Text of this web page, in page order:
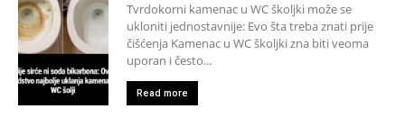
Tvrdokorni kamenac u WC školjki može se
ukloniti jednostavnije: Evo šta treba znati prije
čišćenja Kamenac u WC školjki zna biti veoma
uporan i često...
Read more